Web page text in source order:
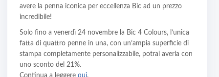
avere la penna iconica per eccellenza Bic ad un prezzo
incredibile!
Solo fino a venerdì 24 novembre la Bic 4 Colours, l’unica
fatta di quattro penne in una, con un’ampia superficie di
stampa completamente personalizzabile, potrai averla con
uno sconto del 21%.
Continua a leggere qui.